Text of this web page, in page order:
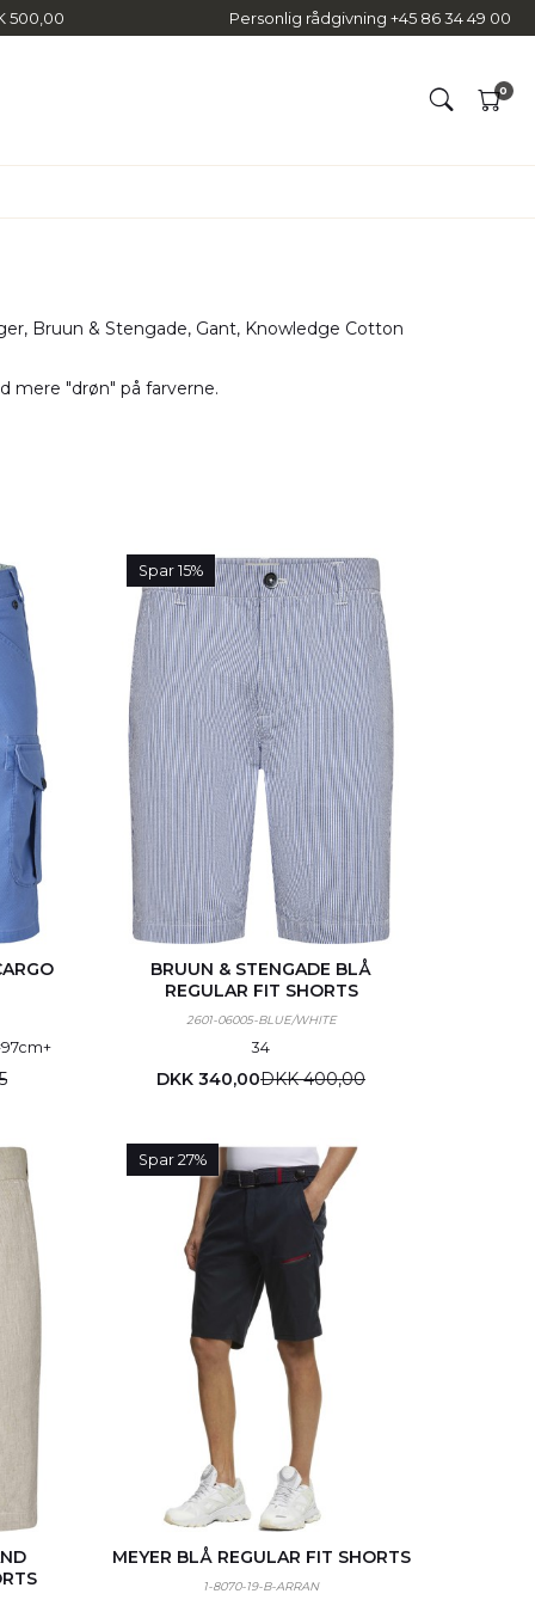
500,00 Personlig rådgivning +45 86 34 49 00
Scandinavian Edition
0
Bruun & Stengade, Gant, Knowledge Cotton
mere "drøn" på farverne.
+
Spar 15%
BRUUN & STENGADE BLÅ
REGULAR FIT SHORTS
2601-06005-BLUE/WHITE
34
DKK 340,00DKK 400,00
Spar 27%
MEYER BLÅ REGULAR FIT SHORTS
1-8070-19-B-ARRAN